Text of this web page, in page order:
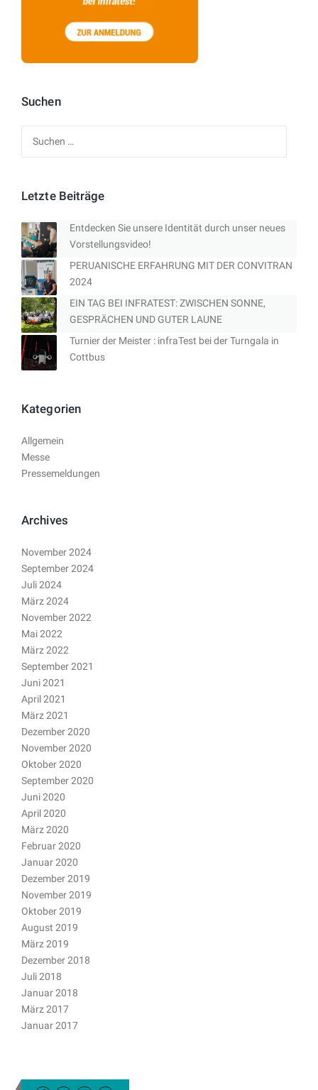
Suchen
Letzte Beiträge
Entdecken Sie unsere Identität durch unser neues
Vorstellungsvideo!
PERUANISCHE ERFAHRUNG MIT DER CONVITRAN
2024
EIN TAG BEI INFRATEST: ZWISCHEN SONNE,
GESPRÄCHEN UND GUTER LAUNE
Turnier der Meister : infraTest bei der Turngala in
Cottbus
Kategorien
Allgemein
Messe
Pressemeldungen
Archives
November 2024
September 2024
Juli 2024
März 2024
November 2022
Mai 2022
März 2022
September 2021
Juni 2021
April 2021
März 2021
Dezember 2020
November 2020
Oktober 2020
September 2020
Juni 2020
April 2020
März 2020
Februar 2020
Januar 2020
Dezember 2019
November 2019
Oktober 2019
August 2019
März 2019
Dezember 2018
Juli 2018
Januar 2018
März 2017
Januar 2017